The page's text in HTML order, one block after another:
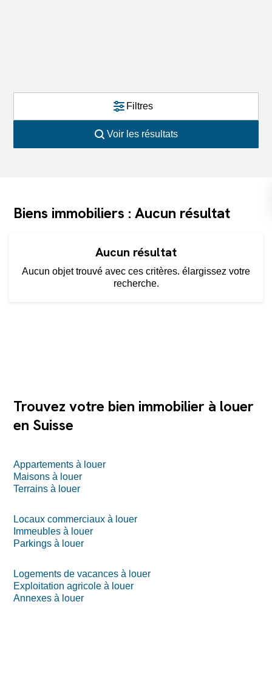
Filtres
Voir les résultats
Biens immobiliers : Aucun résultat
Aucun résultat
Aucun objet trouvé avec ces critères. élargissez votre
recherche.
Trouvez votre bien immobilier à louer
en Suisse
Appartements à louer
Maisons à louer
Terrains à louer
Locaux commerciaux à louer
Immeubles à louer
Parkings à louer
Logements de vacances à louer
Exploitation agricole à louer
Annexes à louer